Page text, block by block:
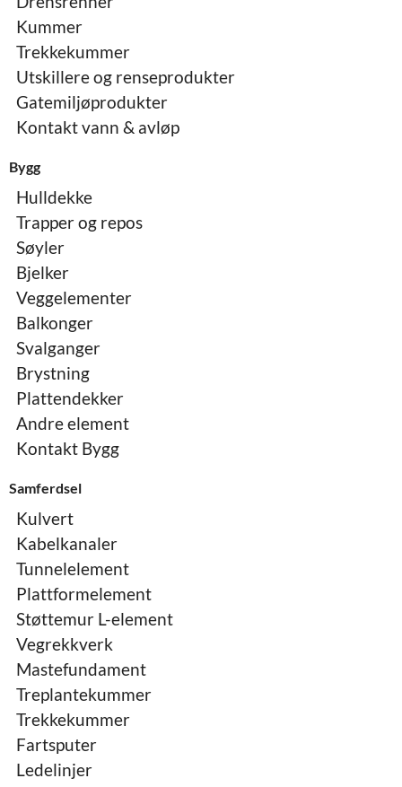
Kummer
Trekkekummer
Utskillere og renseprodukter
Gatemiljøprodukter
Kontakt vann & avløp
Bygg
Hulldekke
Trapper og repos
Søyler
Bjelker
Veggelementer
Balkonger
Svalganger
Brystning
Plattendekker
Andre element
Kontakt Bygg
Samferdsel
Kulvert
Kabelkanaler
Tunnelelement
Plattformelement
Støttemur L-element
Vegrekkverk
Mastefundament
Treplantekummer
Trekkekummer
Fartsputer
Ledelinjer